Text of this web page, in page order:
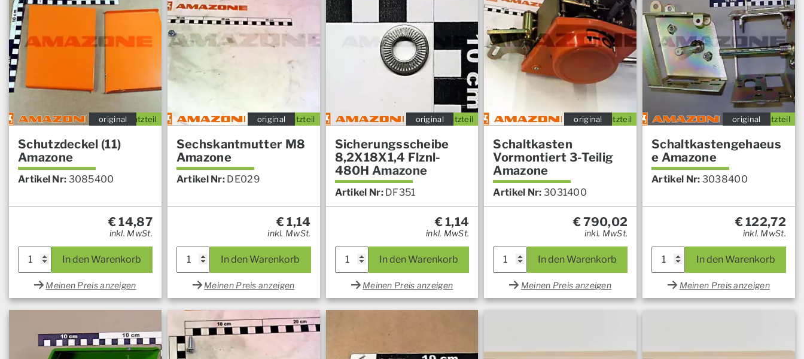
Ersatzteil
original
Schutzdeckel (11)
Amazone
Artikel Nr: 3085400
€14,87
inkl. MwSt.
In den Warenkorb
Meinen Preis anzeigen
Ersatzteil
original
Sechskantmutter M8
Amazone
Artikel Nr: DE029
€1,14
inkl. MwSt.
In den Warenkorb
Meinen Preis anzeigen
Ersatzteil
original
Sicherungsscheibe
8,2X18X1,4 Flznl-
480H Amazone
Artikel Nr: DF351
€1,14
inkl. MwSt.
In den Warenkorb
Meinen Preis anzeigen
Ersatzteil
original
Schaltkasten
Vormontiert 3-Teilig
Amazone
Artikel Nr: 3031400
€790,02
inkl. MwSt.
In den Warenkorb
Meinen Preis anzeigen
Ersatzteil
original
Schaltkastengehaeus
e Amazone
Artikel Nr: 3038400
€122,72
inkl. MwSt.
In den Warenkorb
Meinen Preis anzeigen